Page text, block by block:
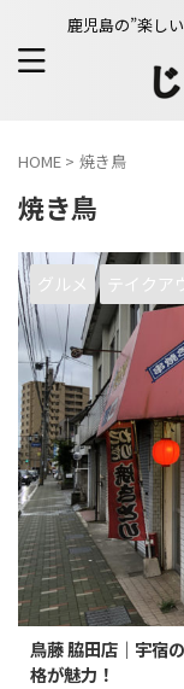
鹿児島の”楽し
HOME > 焼き鳥
焼き鳥
グルメ テイクア
鳥藤 脇田店｜宇宿
格が魅力！